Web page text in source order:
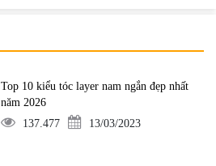
Top 10 kiểu tóc layer nam ngắn đẹp nhất
năm 2026
137.477
13/03/2023